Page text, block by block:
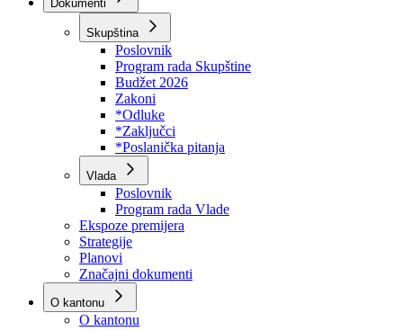
Kantonalni stambeni fond
Turistička organizacija
Dokumenti
Skupština
Poslovnik
Program rada Skupštine
Budžet 2026
Zakoni
*Odluke
*Zaključci
*Poslanička pitanja
Vlada
Poslovnik
Program rada Vlade
Ekspoze premijera
Strategije
Planovi
Značajni dokumenti